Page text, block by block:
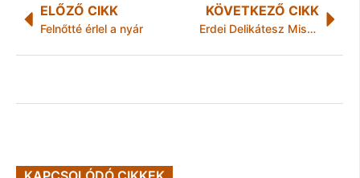
ELŐZŐ CIKK
Felnőtté érlel a nyár
KÖVETKEZŐ CIKK
Erdei Delikátesz Miskolcon